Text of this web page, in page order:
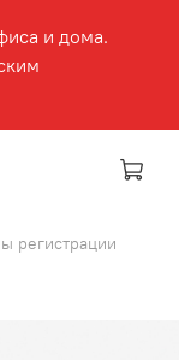
и дома.
регистрации